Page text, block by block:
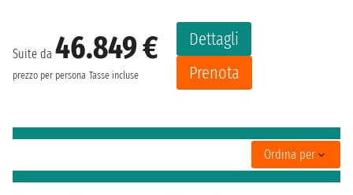
Suite da 46.849 €
prezzo per persona Tasse incluse
Dettagli
Prenota
Ordina per